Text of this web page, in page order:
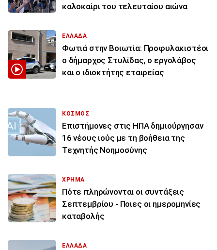
καλοκαίρι του τελευταίου αιώνα
ΕΛΛΑΔΑ
Φωτιά στην Βοιωτία: Προφυλακιστέοι
ο δήμαρχος Στυλίδας, ο εργολάβος
και ο ιδιοκτήτης εταιρείας
ΚΟΣΜΟΣ
Επιστήμονες στις ΗΠΑ δημιούργησαν
16 νέους ιούς με τη βοήθεια της
Τεχνητής Νοημοσύνης
ΧΡΗΜΑ
Πότε πληρώνονται οι συντάξεις
Σεπτεμβρίου - Ποιες οι ημερομηνίες
καταβολής
ΕΛΛΑΔΑ